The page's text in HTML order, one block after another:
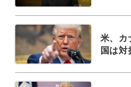
米、カ
国は対